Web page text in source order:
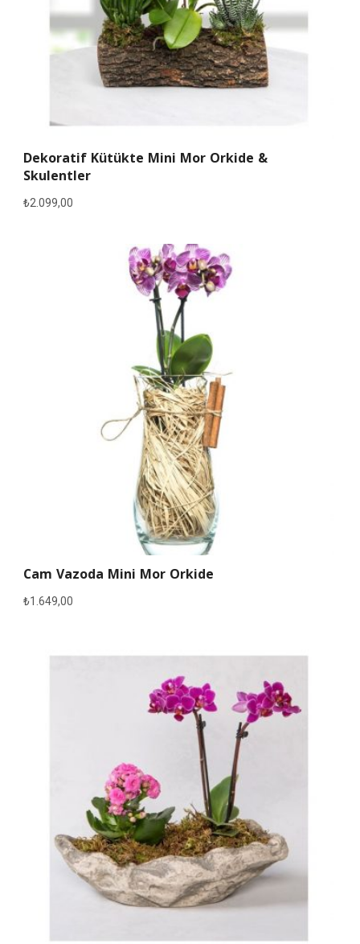
Dekoratif Kütükte Mini Mor Orkide &
Skulentler
₺2.099,00
Cam Vazoda Mini Mor Orkide
₺1.649,00